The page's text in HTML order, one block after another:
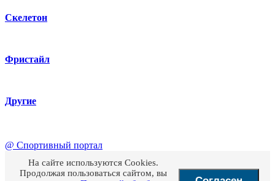
Скелетон
Фристайл
Другие
@ Спортивный портал
На сайте используются Cookies.
Продолжая пользоваться сайтом, вы